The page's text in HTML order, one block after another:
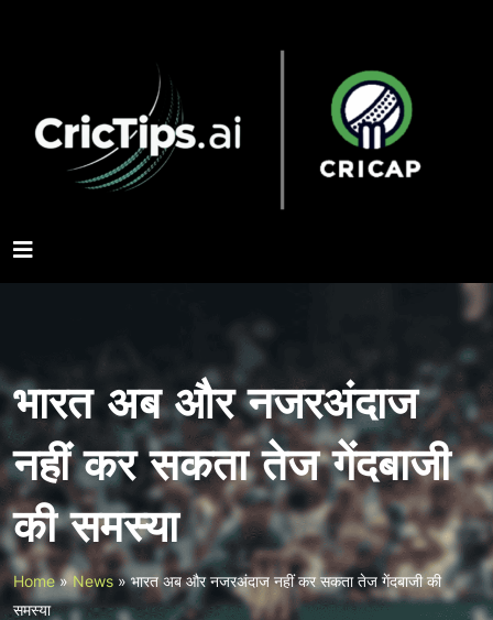
भारत अब और नजरअंदाज
नहीं कर सकता तेज गेंदबाजी
की समस्या
Home»News»भारत अब और नजरअंदाज नहीं कर सकता तेज गेंदबाजी की
समस्या